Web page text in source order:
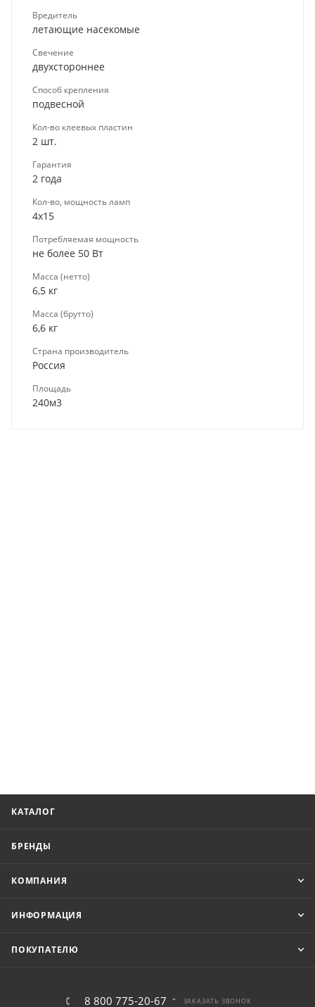
Вредитель
летающие насекомые
Свечение
двухстороннее
Способ крепления
подвесной
Кол-во клеевых пластин
2 шт.
Гарантия
2 года
Кол-во, мощность ламп
4х15
Потребляемая мощность
не более 50 Вт
Масса (нетто)
6,5 кг
Масса (брутто)
6,6 кг
Страна производитель
Россия
Площадь
240м3
КАТАЛОГ
БРЕНДЫ
КОМПАНИЯ
ИНФОРМАЦИЯ
ПОКУПАТЕЛЮ
8 800 775-20-67 ЗАКАЗАТЬ ЗВОНОК